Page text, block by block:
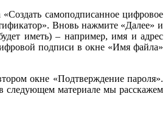
самоподписанное цифровое
Вновь нажмите «Далее» и
иметь) – например, имя и адрес
подписи в окне «Имя файла»
окне «Подтверждение пароля».
следующем материале мы расскажем